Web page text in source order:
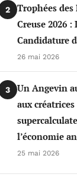
2
Trophées
Creuse 2026
Candidature
26 mai 2026
3
Un Angevin
aux
l’économie
25 mai 2026